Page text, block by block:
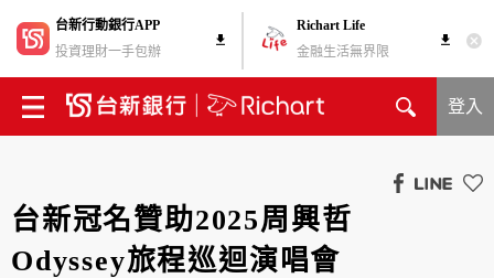
台新行動銀行APP
投資理財一手包辦
Richart Life
金融生活無界限
登入
台新冠名贊助2025周興哲
Odyssey旅程巡迴演唱會